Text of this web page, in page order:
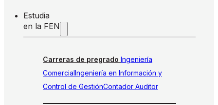
Estudia
en la FEN
Carreras de pregrado Ingeniería
ComercialIngeniería en Información y
Control de GestiónContador Auditor